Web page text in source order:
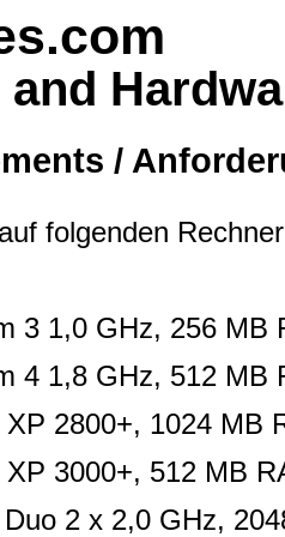
and
/
folgenden
3 1,0 GHz, 256
4 1,8 GHz, 512
2800+, 1024 MB
3000+, 512 MB
2 x 2,0 GHz,